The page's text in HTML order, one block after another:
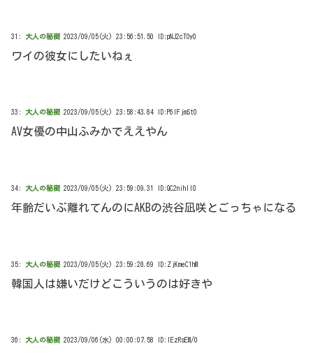
31: 大人の秘密 2023/09/05(火) 23:56:51.50 ID:pNJ2cTOy0
ワイの彼女にしたいねぇ
33: 大人の秘密 2023/09/05(火) 23:58:43.84 ID:P6IFjmSt0
AV女優の中山ふみかでええやん
34: 大人の秘密 2023/09/05(火) 23:59:09.31 ID:QC2nihII0
年齢だいぶ離れてんのにAKBの渋谷凪咲とごっちゃになる
35: 大人の秘密 2023/09/05(火) 23:59:28.69 ID:ZjKmeC1hM
韓国人は嫌いだけどこういうのは好きや
36: 大人の秘密 2023/09/06(水) 00:00:07.58 ID:lEzRsEM/0